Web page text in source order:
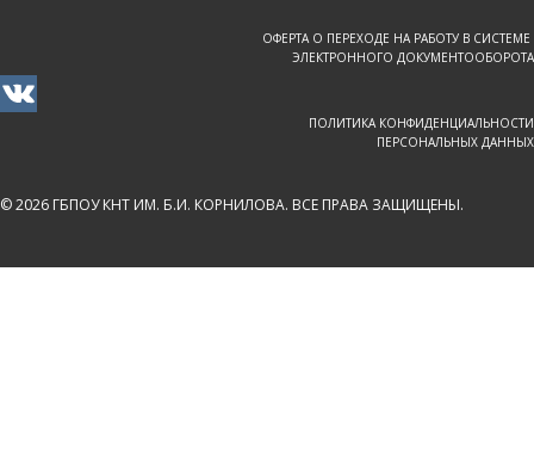
ОФЕРТА О ПЕРЕХОДЕ НА РАБОТУ В СИСТЕМЕ
ЭЛЕКТРОННОГО ДОКУМЕНТООБОРОТА
ПОЛИТИКА КОНФИДЕНЦИАЛЬНОСТИ
ПЕРСОНАЛЬНЫХ ДАННЫХ
© 2026 ГБПОУ КНТ ИМ. Б.И. КОРНИЛОВА. ВСЕ ПРАВА ЗАЩИЩЕНЫ.